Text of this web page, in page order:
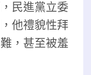
民進黨立委
他禮貌性拜
，甚至被羞